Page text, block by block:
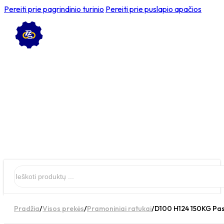
Pereiti prie pagrindinio turinio Pereiti prie puslapio apačios
Pradžia/Visos prekės/Pramoniniai ratukai/D100 H124 150KG